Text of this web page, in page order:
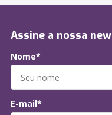
Assine a nossa
Nome*
E-mail*